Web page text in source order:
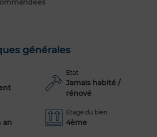
générales
Etat
Jamais habité /
rénové
an
Étage du bien
4ème